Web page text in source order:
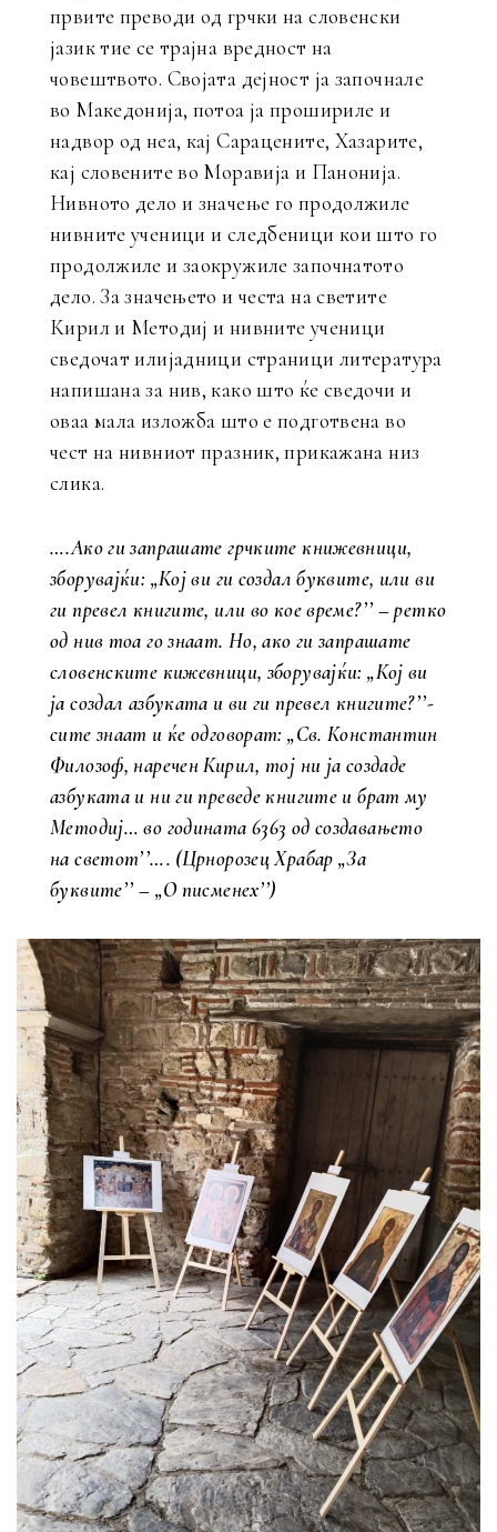
првите преводи од грчки на словенски
јазик тие се трајна вредност на
човештвото. Својата дејност ја започнале
во Македонија, потоа ја прошириле и
надвор од неа, кај Сарацените, Хазарите,
кај словените во Моравија и Панонија.
Нивното дело и значење го продолжиле
нивните ученици и следбеници кои што го
продолжиле и заокружиле започнатото
дело. За значењето и честа на светите
Кирил и Методиј и нивните ученици
сведочат илијадници страници литература
напишана за нив, како што ќе сведочи и
оваа мала изложба што е подготвена во
чест на нивниот празник, прикажана низ
слика.
….Ако ги запрашате грчките книжевници,
зборувајќи: „Кој ви ги создал буквите, или ви
ги превел книгите, или во кое време?’’ – ретко
од нив тоа го знаат. Но, aко ги запрашате
словенските кижевници, зборувајќи: „Кој ви
ја создал азбуката и ви ги превел книгите?’’-
сите знаат и ќе одговорат: „Св. Константин
Филозоф, наречен Кирил, тој ни ја создаде
азбуката и ни ги преведе книгите и брат му
Методиј… во годината 6363 од создавањето
на светот’’…. (Црнорозец Храбар „За
буквите’’ – „О писменех’’)